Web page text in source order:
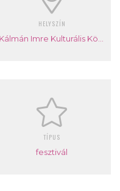
HELYSZÍN
TÍPUS
fesztivál